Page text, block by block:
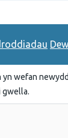
yn wefan
gwella.